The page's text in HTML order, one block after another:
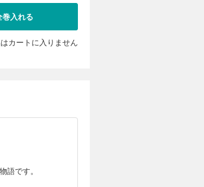
入れる
カートに入りません
です。